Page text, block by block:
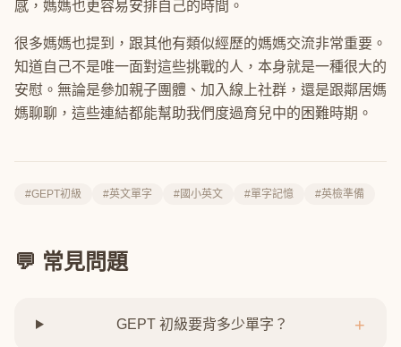
感，媽媽也更容易安排自己的時間。
很多媽媽也提到，跟其他有類似經歷的媽媽交流非常重要。
知道自己不是唯一面對這些挑戰的人，本身就是一種很大的
安慰。無論是參加親子團體、加入線上社群，還是跟鄰居媽
媽聊聊，這些連結都能幫助我們度過育兒中的困難時期。
#GEPT初級 #英文單字 #國小英文 #單字記憶 #英檢準備
💬 常見問題
GEPT 初級要背多少單字？ +